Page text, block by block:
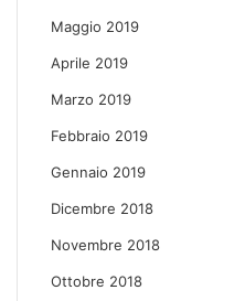
Maggio 2019
Aprile 2019
Marzo 2019
Febbraio 2019
Gennaio 2019
Dicembre 2018
Novembre 2018
Ottobre 2018